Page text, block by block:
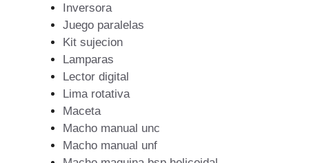
Inversora
Juego paralelas
Kit sujecion
Lamparas
Lector digital
Lima rotativa
Maceta
Macho manual unc
Macho manual unf